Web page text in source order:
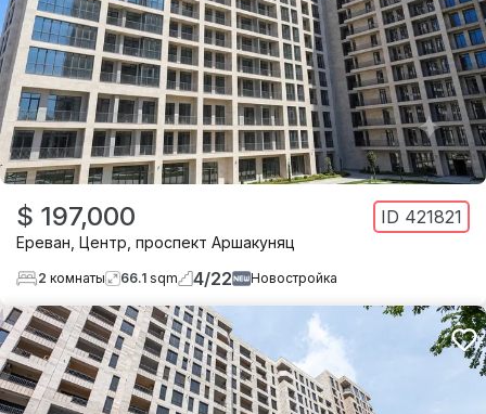
$ 197,000 ID 421821
Ереван Центр проспект Аршакуняц
2 комнаты 66.1 sqm 4/22 Новостройка